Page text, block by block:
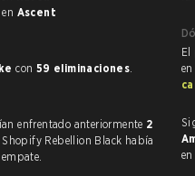
Ascent
con 59 eliminaciones.
SaD Esports y Shopify Rebellion Black se habían enfrentado anteriormente 2
Shopify Rebellion Black había
El